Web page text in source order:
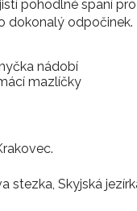
pohodlné spaní
dokonalý odpočinek.
nádobí
mazlíčky
stezka, Skyjská